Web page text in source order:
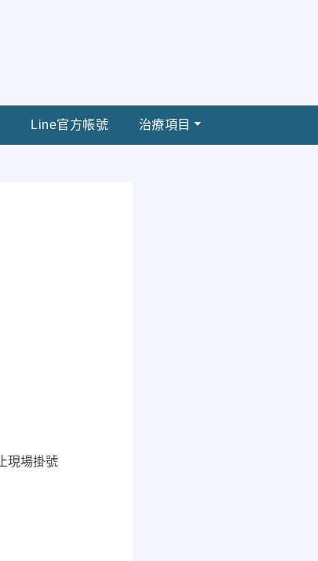
Line官方帳號 治療項目
現場掛號